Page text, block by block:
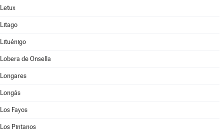
Letux
Litago
Lituénigo
Lobera de Onsella
Longares
Longás
Los Fayos
Los Pintanos